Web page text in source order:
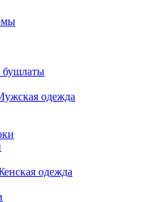
бушлаты
одежда
одежда